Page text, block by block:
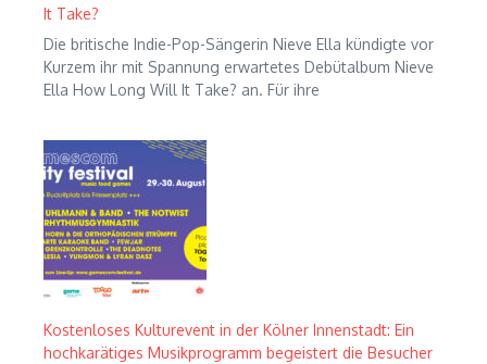
It Take?
Die britische Indie-Pop-Sängerin Nieve Ella kündigte vor
Kurzem ihr mit Spannung erwartetes Debütalbum Nieve
Ella How Long Will It Take? an. Für ihre
Kostenloses Kulturevent in der Kölner Innenstadt: Ein
hochkarätiges Musikprogramm begeistert die Besucher